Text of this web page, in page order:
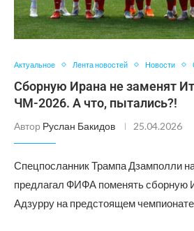
Актуальное Лента новостей Новости
Сборную Ирана не заменят
ЧМ-2026. А что, пытались?!
Автор Руслан Бакидов 25.04.2026
Спецпосланник Трампа Дзамполли
предлагал ФИФА поменять сборную
Адзурру на предстоящем